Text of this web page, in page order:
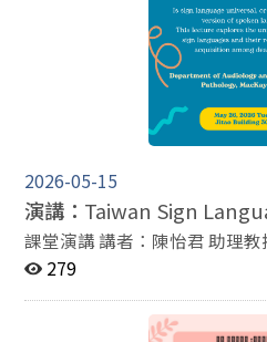
2026-05-15
演講： Taiwan Sign
課堂演講 講者：陳怡君 助理教授（馬偕醫學院聽力暨語
言治療學系） 講題：Taiwan Sign Language 101 時間：5
279